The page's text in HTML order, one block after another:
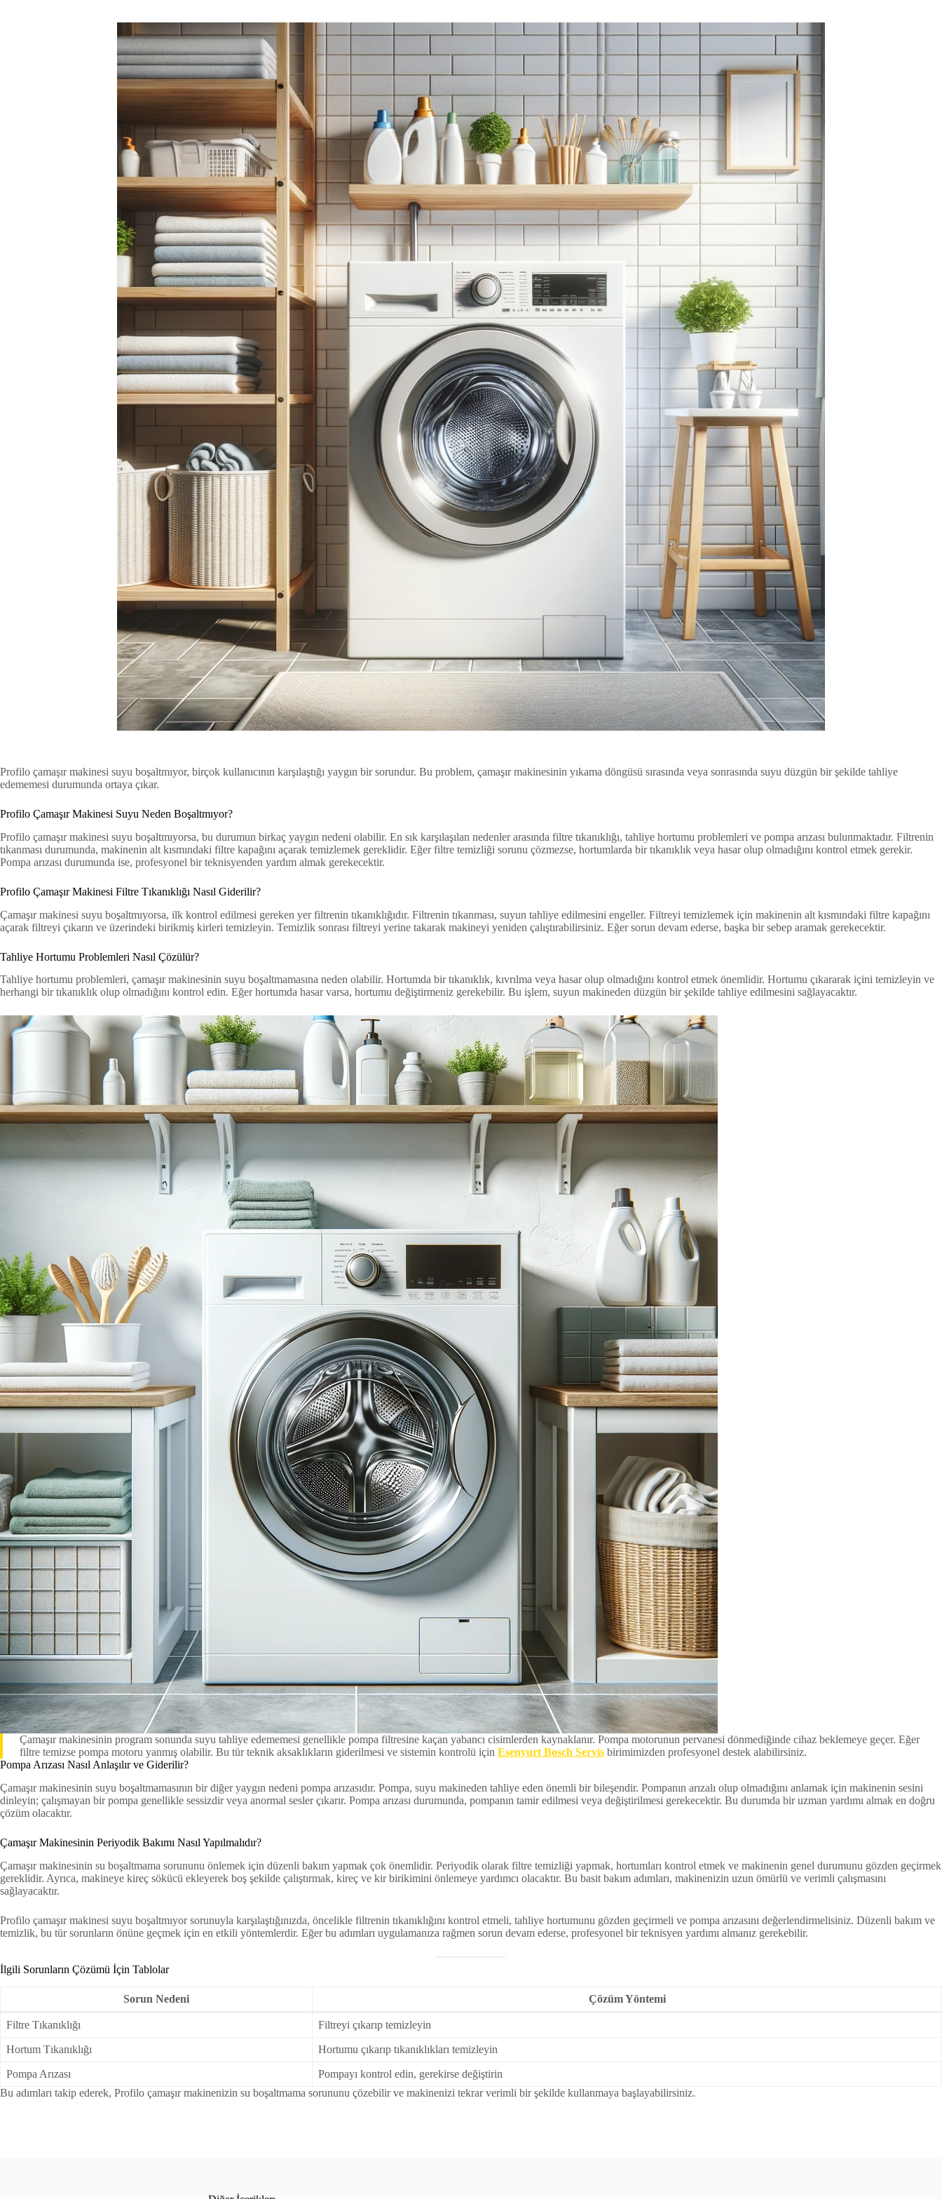
Profilo çamaşır makinesi suyu boşaltmıyor, birçok kullanıcının karşılaştığı yaygın bir sorundur. Bu problem, çamaşır makinesinin yıkama döngüsü sırasında veya sonrasında suyu düzgün bir şekilde tahliye
edememesi durumunda ortaya çıkar.
Profilo Çamaşır Makinesi Suyu Neden Boşaltmıyor?
Profilo çamaşır makinesi suyu boşaltmıyorsa, bu durumun birkaç yaygın nedeni olabilir. En sık karşılaşılan nedenler arasında filtre tıkanıklığı, tahliye hortumu problemleri ve pompa arızası bulunmaktadır. Filtrenin
tıkanması durumunda, makinenin alt kısmındaki filtre kapağını açarak temizlemek gereklidir. Eğer filtre temizliği sorunu çözmezse, hortumlarda bir tıkanıklık veya hasar olup olmadığını kontrol etmek gerekir.
Pompa arızası durumunda ise, profesyonel bir teknisyenden yardım almak gerekecektir.
Profilo Çamaşır Makinesi Filtre Tıkanıklığı Nasıl Giderilir?
Çamaşır makinesi suyu boşaltmıyorsa, ilk kontrol edilmesi gereken yer filtrenin tıkanıklığıdır. Filtrenin tıkanması, suyun tahliye edilmesini engeller. Filtreyi temizlemek için makinenin alt kısmındaki filtre kapağını
açarak filtreyi çıkarın ve üzerindeki birikmiş kirleri temizleyin. Temizlik sonrası filtreyi yerine takarak makineyi yeniden çalıştırabilirsiniz. Eğer sorun devam ederse, başka bir sebep aramak gerekecektir.
Tahliye Hortumu Problemleri Nasıl Çözülür?
Tahliye hortumu problemleri, çamaşır makinesinin suyu boşaltmamasına neden olabilir. Hortumda bir tıkanıklık, kıvrılma veya hasar olup olmadığını kontrol etmek önemlidir. Hortumu çıkararak içini temizleyin ve
herhangi bir tıkanıklık olup olmadığını kontrol edin. Eğer hortumda hasar varsa, hortumu değiştirmeniz gerekebilir. Bu işlem, suyun makineden düzgün bir şekilde tahliye edilmesini sağlayacaktır.
Çamaşır makinesinin program sonunda suyu tahliye edememesi genellikle pompa filtresine kaçan yabancı cisimlerden kaynaklanır. Pompa motorunun pervanesi dönmediğinde cihaz beklemeye geçer. Eğer
filtre temizse pompa motoru yanmış olabilir. Bu tür teknik aksaklıkların giderilmesi ve sistemin kontrolü için Esenyurt Bosch Servis birimimizden profesyonel destek alabilirsiniz.
Pompa Arızası Nasıl Anlaşılır ve Giderilir?
Çamaşır makinesinin suyu boşaltmamasının bir diğer yaygın nedeni pompa arızasıdır. Pompa, suyu makineden tahliye eden önemli bir bileşendir. Pompanın arızalı olup olmadığını anlamak için makinenin sesini
dinleyin; çalışmayan bir pompa genellikle sessizdir veya anormal sesler çıkarır. Pompa arızası durumunda, pompanın tamir edilmesi veya değiştirilmesi gerekecektir. Bu durumda bir uzman yardımı almak en doğru
çözüm olacaktır.
Çamaşır Makinesinin Periyodik Bakımı Nasıl Yapılmalıdır?
Çamaşır makinesinin su boşaltmama sorununu önlemek için düzenli bakım yapmak çok önemlidir. Periyodik olarak filtre temizliği yapmak, hortumları kontrol etmek ve makinenin genel durumunu gözden geçirmek
gereklidir. Ayrıca, makineye kireç sökücü ekleyerek boş şekilde çalıştırmak, kireç ve kir birikimini önlemeye yardımcı olacaktır. Bu basit bakım adımları, makinenizin uzun ömürlü ve verimli çalışmasını
sağlayacaktır.
Profilo çamaşır makinesi suyu boşaltmıyor sorunuyla karşılaştığınızda, öncelikle filtrenin tıkanıklığını kontrol etmeli, tahliye hortumunu gözden geçirmeli ve pompa arızasını değerlendirmelisiniz. Düzenli bakım ve
temizlik, bu tür sorunların önüne geçmek için en etkili yöntemlerdir. Eğer bu adımları uygulamanıza rağmen sorun devam ederse, profesyonel bir teknisyen yardımı almanız gerekebilir.
İlgili Sorunların Çözümü İçin Tablolar
Sorun Nedeni Çözüm Yöntemi
Filtre Tıkanıklığı Filtreyi çıkarıp temizleyin
Hortum Tıkanıklığı Hortumu çıkarıp tıkanıklıkları temizleyin
Pompa Arızası
Pompayı kontrol edin, gerekirse değiştirin
Bu adımları takip ederek, Profilo çamaşır makinenizin su boşaltmama sorununu çözebilir ve makinenizi tekrar verimli bir şekilde kullanmaya başlayabilirsiniz.